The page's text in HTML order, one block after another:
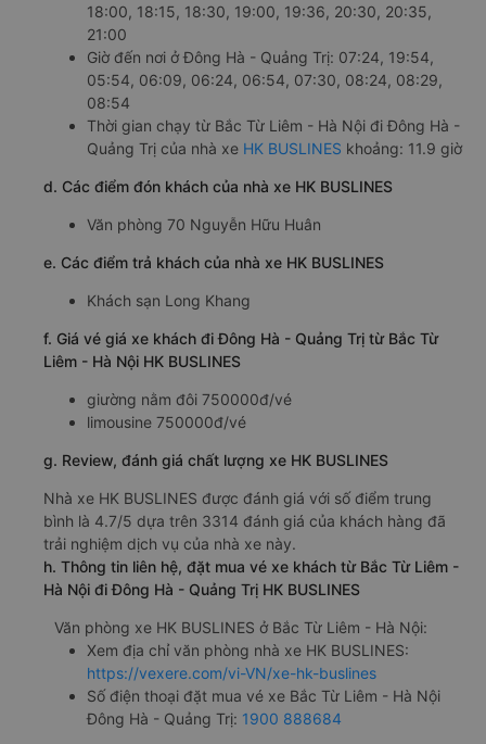
18:00, 18:15, 18:30, 19:00, 19:36, 20:30, 20:35,
21:00
Giờ đến nơi ở Đông Hà - Quảng Trị: 07:24, 19:54,
05:54, 06:09, 06:24, 06:54, 07:30, 08:24, 08:29,
08:54
Thời gian chạy từ Bắc Từ Liêm - Hà Nội đi Đông Hà -
Quảng Trị của nhà xe HK BUSLINES khoảng: 11.9 giờ
d. Các điểm đón khách của nhà xe HK BUSLINES
Văn phòng 70 Nguyễn Hữu Huân
e. Các điểm trả khách của nhà xe HK BUSLINES
Khách sạn Long Khang
f. Giá vé giá xe khách đi Đông Hà - Quảng Trị từ Bắc Từ
Liêm - Hà Nội HK BUSLINES
giường nằm đôi 750000đ/vé
limousine 750000đ/vé
g. Review, đánh giá chất lượng xe HK BUSLINES
Nhà xe HK BUSLINES được đánh giá với số điểm trung
bình là 4.7/5 dựa trên 3314 đánh giá của khách hàng đã
trải nghiệm dịch vụ của nhà xe này.
h. Thông tin liên hệ, đặt mua vé xe khách từ Bắc Từ Liêm -
Hà Nội đi Đông Hà - Quảng Trị HK BUSLINES
Văn phòng xe HK BUSLINES ở Bắc Từ Liêm - Hà Nội:
Xem địa chỉ văn phòng nhà xe HK BUSLINES:
https://vexere.com/vi-VN/xe-hk-buslines
Số điện thoại đặt mua vé xe Bắc Từ Liêm - Hà Nội
Đông Hà - Quảng Trị: 1900 888684